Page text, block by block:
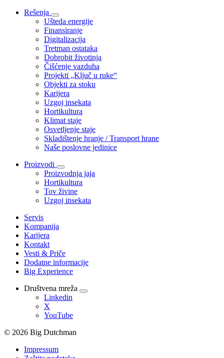
Rešenja
Ušteda energije
Finansiranje
Digitalizacija
Tretman ostataka
Dobrobit životinja
Čišćenje vazduha
Projekti „Ključ u ruke“
Objekti za stoku
Karijera
Uzgoj insekata
Hortikultura
Klimat staje
Osvetljenje staje
Skladištenje hranje / Transport hrane
Naše poslovne jedinice
Proizvodi
Proizvodnja jaja
Hortikultura
Tov živine
Uzgoj insekata
Servis
Kompanija
Karijera
Kontakt
Vesti & Priče
Dodatne informacije
Big Experience
Društvena mreža
Linkedin
X
YouTube
© 2026 Big Dutchman
Impressum